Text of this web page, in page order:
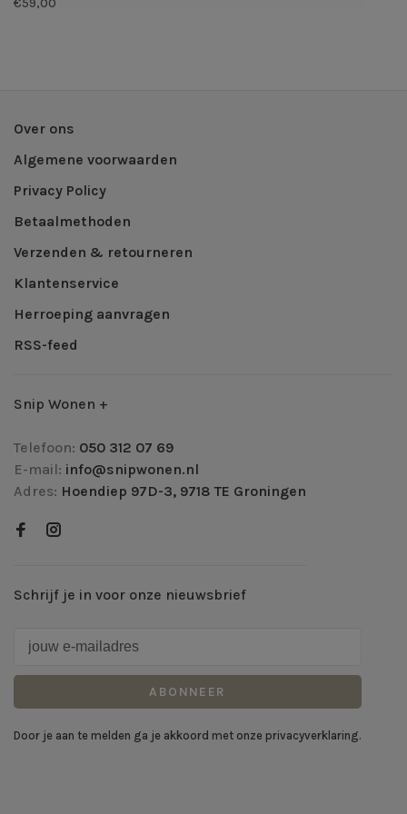
Over ons
Algemene voorwaarden
Privacy Policy
Betaalmethoden
Verzenden & retourneren
Klantenservice
Herroeping aanvragen
RSS-feed
Snip Wonen +
Telefoon: 050 312 07 69
E-mail: info@snipwonen.nl
Adres: Hoendiep 97D-3, 9718 TE Groningen
Schrijf je in voor onze nieuwsbrief
ABONNEER
Door je aan te melden ga je akkoord met onze privacyverklaring.